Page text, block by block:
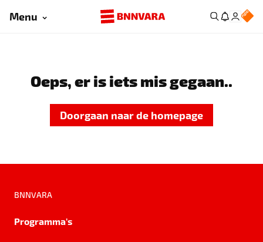
Menu
Oeps, er is iets mis gegaan..
Doorgaan naar de homepage
BNNVARA
Programma's